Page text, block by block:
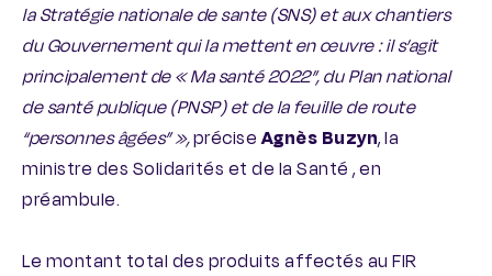
la Stratégie nationale de sante (SNS) et aux chantiers
du Gouvernement qui la mettent en œuvre : il s’agit
principalement de « Ma santé 2022”, du Plan national
de santé publique (PNSP) et de la feuille de route
“personnes âgées” »,préciseAgnès Buzyn, la
ministre des Solidarités et de la Santé , en
préambule.
Le montant total des produits affectés au FIR